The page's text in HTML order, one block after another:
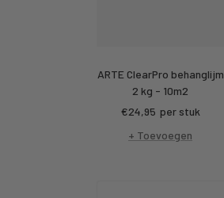
ARTE ClearPro behanglijm
2 kg - 10m2
Kortings
prijs
€24,95 per stuk
+ Toevoegen